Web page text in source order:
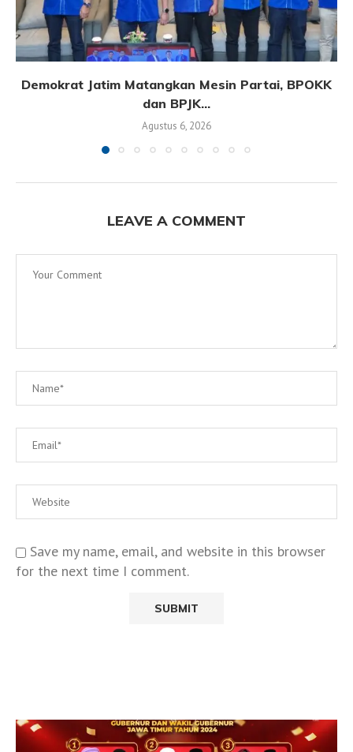
Demokrat Jatim Matangkan Mesin Partai, BPOKK
dan BPJK...
Agustus 6, 2026
LEAVE A COMMENT
Save my name, email, and website in this browser
for the next time I comment.